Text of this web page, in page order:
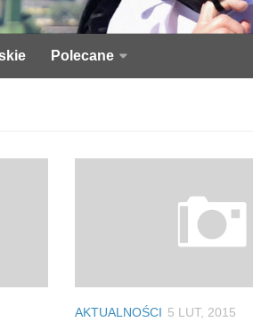
Polecane
AKTUALNOŚCI 5 LUT, 2015